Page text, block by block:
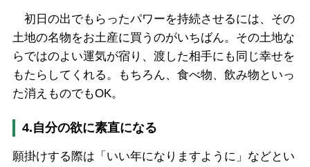
初日の出でもらったパワーを持続させるには、その
土地の名物をお土産に買うのがいちばん。その土地な
らではのよい運気が宿り、渡した相手にも同じ幸せを
もたらしてくれる。もちろん、食べ物、飲み物といっ
た消えものでもOK。
4.自分の欲に素直になる
願掛けする際は「いい年になりますように」などとい